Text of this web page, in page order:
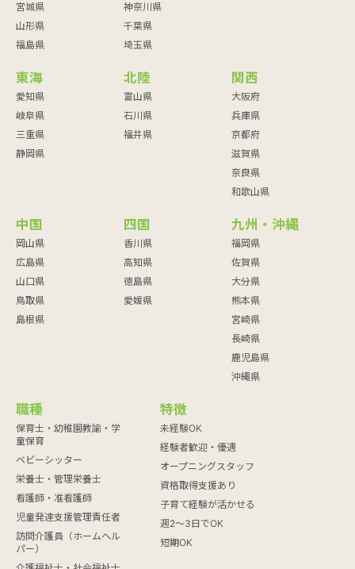
宮城県
山形県
福島県
神奈川県
千葉県
埼玉県
東海
愛知県
岐阜県
三重県
静岡県
北陸
富山県
石川県
福井県
関西
大阪府
兵庫県
京都府
滋賀県
奈良県
和歌山県
中国
岡山県
広島県
山口県
鳥取県
島根県
四国
香川県
高知県
徳島県
愛媛県
九州・沖縄
福岡県
佐賀県
大分県
熊本県
宮崎県
長崎県
鹿児島県
沖縄県
職種
保育士・幼稚園教諭・学
童保育
ベビーシッター
栄養士・管理栄養士
看護師・准看護師
児童発達支援管理責任者
訪問介護員（ホームヘル
パー）
特徴
未経験OK
経験者歓迎・優遇
オープニングスタッフ
資格取得支援あり
子育て経験が活かせる
週2～3日でOK
短期OK